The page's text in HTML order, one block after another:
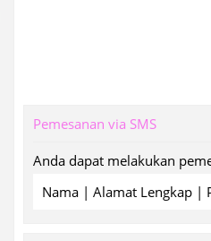
Pemesanan via SMS
Anda dapat melakukan
Nama | Alamat Lengkap |